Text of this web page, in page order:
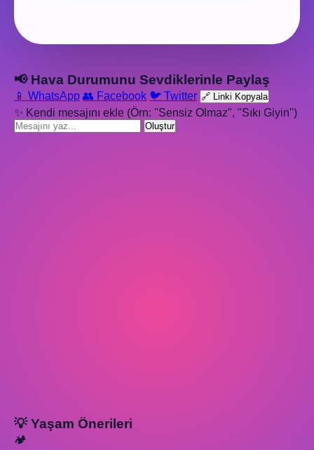
📢 Hava Durumunu Sevdiklerinle Paylaş
📱 WhatsApp 👥 Facebook 🐦 Twitter 🔗 Linki Kopyala
✨ Kendi mesajını ekle (Örn: "Sensiz Olmaz", "Sıkı Giyin")
Oluştur
💡 Yaşam Önerileri
🏕️